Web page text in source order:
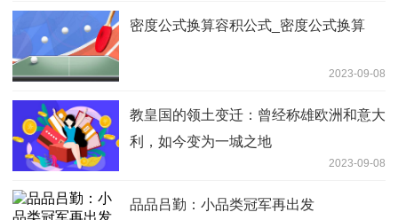
密度公式换算容积公式_密度公式换算
2023-09-08
教皇国的领土变迁：曾经称雄欧洲和意大
利，如今变为一城之地
2023-09-08
品品吕勤：小品类冠军再出发